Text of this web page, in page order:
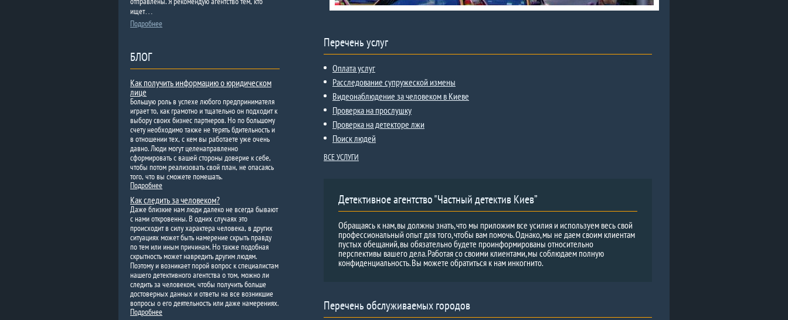
Перечень услуг
Оплата услуг
Расследование супружеской измены
Видеонаблюдение за человеком в Киеве
Проверка на прослушку
Проверка на детекторе лжи
Поиск людей
ВСЕ УСЛУГИ
Детективное агентство "Частный детектив Киев”
Обращаясь к нам, вы должны знать, что мы приложим все усилия и используем весь свой
профессиональный опыт для того, чтобы вам помочь. Однако, мы не даем своим клиентам
пустых обещаний, вы обязательно будете проинформированы относительно
перспективы вашего дела. Работая со своими клиентами, мы соблюдаем полную
конфиденциальность. Вы можете обратиться к нам инкогнито.
Перечень обслуживаемых городов
ищет…
Подробнее
БЛОГ
Как получить информацию о юридическом
лице
Большую роль в успехе любого предпринимателя
играет то, как грамотно и тщательно он подходит к
выбору своих бизнес партнеров. Но по большому
счету необходимо также не терять бдительность и
в отношении тех, с кем вы работаете уже очень
давно. Люди могут целенаправленно
сформировать с вашей стороны доверие к себе,
чтобы потом реализовать свой план, не опасаясь
того, что вы сможете помешать.
Подробнее
Как следить за человеком?
Даже близкие нам люди далеко не всегда бывают
с нами откровенны. В одних случаях это
происходит в силу характера человека, в других
ситуациях может быть намерение скрыть правду
по тем или иным причинам. Но также подобная
скрытность может навредить другим людям.
Поэтому и возникает порой вопрос к специалистам
нашего детективного агентства о том, можно ли
следить за человеком, чтобы получить больше
достоверных данных и ответы на все возникшие
вопросы о его деятельность или даже намерениях.
Подробнее